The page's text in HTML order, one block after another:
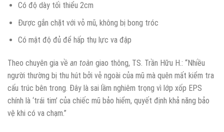
Có độ dày tối thiểu 2cm
Được gắn chặt với vỏ mũ, không bị bong tróc
Có mật độ đủ để hấp thụ lực va đập
Theo chuyên gia về an toàn giao thông, TS. Trần Hữu H.: “Nhiều
người thường bị thu hút bởi vẻ ngoài của mũ mà quên mất kiểm tra
cấu trúc bên trong. Đây là sai lầm nghiêm trọng vì lớp xốp EPS
chính là ‘trái tim’ của chiếc mũ bảo hiểm, quyết định khả năng bảo
vệ khi có va chạm.”